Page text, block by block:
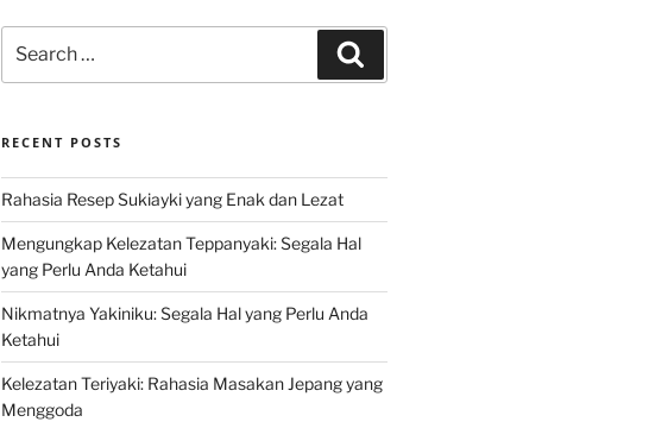
for:
RECENT POSTS
Rahasia Resep Sukiayki yang Enak dan Lezat
Mengungkap Kelezatan Teppanyaki: Segala Hal
yang Perlu Anda Ketahui
Nikmatnya Yakiniku: Segala Hal yang Perlu Anda
Ketahui
Kelezatan Teriyaki: Rahasia Masakan Jepang yang
Menggoda